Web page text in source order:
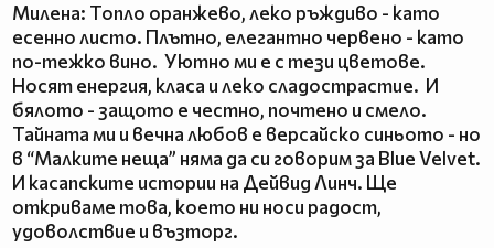
Милена: Топло оранжево, леко ръждиво - като
есенно листо. Плътно, елегантно червено - като
по-тежко вино. Уютно ми е с тези цветове.
Носят енергия, класа и леко сладострастие. И
бялото - защото е честно, почтено и смело.
Тайната ми и вечна любов е версайско синьото - но
в “Малките неща” няма да си говорим за Blue Velvet.
И касапските истории на Дейвид Линч. Ще
откриваме това, което ни носи радост,
удоволствие и възторг.